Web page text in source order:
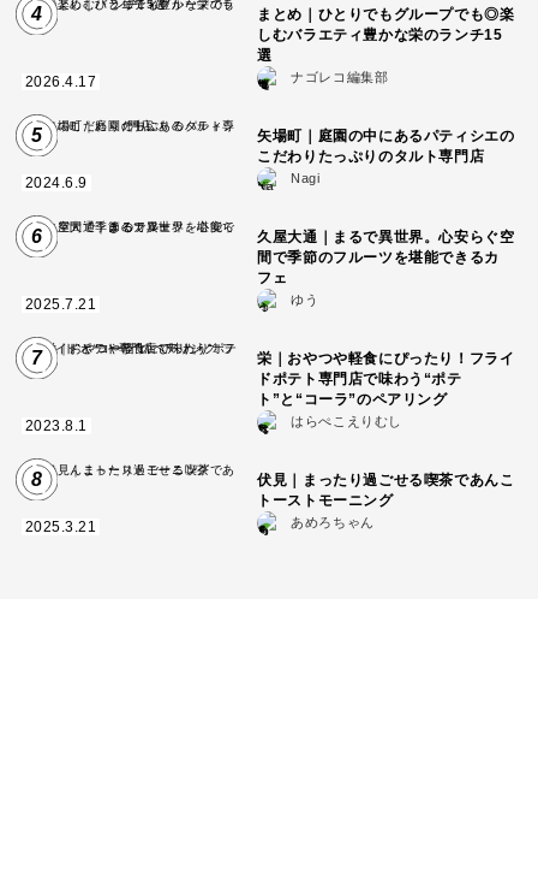
4
2026.4.17
まとめ｜ひとりでもグループでも◎楽
しむバラエティ豊かな栄のランチ15
選
ナゴレコ編集部
5
2024.6.9
矢場町｜庭園の中にあるパティシエの
こだわりたっぷりのタルト専門店
Nagi
6
2025.7.21
久屋大通｜まるで異世界。心安らぐ空
間で季節のフルーツを堪能できるカ
フェ
ゆう
7
2023.8.1
栄｜おやつや軽食にぴったり！フライ
ドポテト専門店で味わう“ポテ
ト”と“コーラ”のペアリング
はらぺこえりむし
8
2025.3.21
伏見｜まったり過ごせる喫茶であんこ
トーストモーニング
あめろちゃん